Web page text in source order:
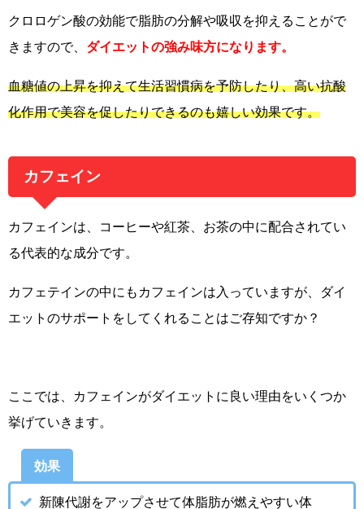
クロロゲン酸の効能で脂肪の分解や吸収を抑えることがで
きますので、 ダイエットの強み味方になります。
血糖値の上昇を抑えて生活習慣病を予防したり、高い抗酸
化作用で美容を促したりできるのも嬉しい効果です。
カフェイン
カフェインは、コーヒーや紅茶、お茶の中に配合されてい
る代表的な成分です。
カフェテインの中にもカフェインは入っていますが、ダイ
エットのサポートをしてくれることはご存知ですか？
ここでは、カフェインがダイエットに良い理由をいくつか
挙げていきます。
効果
新陳代謝をアップさせて体脂肪が燃えやすい体